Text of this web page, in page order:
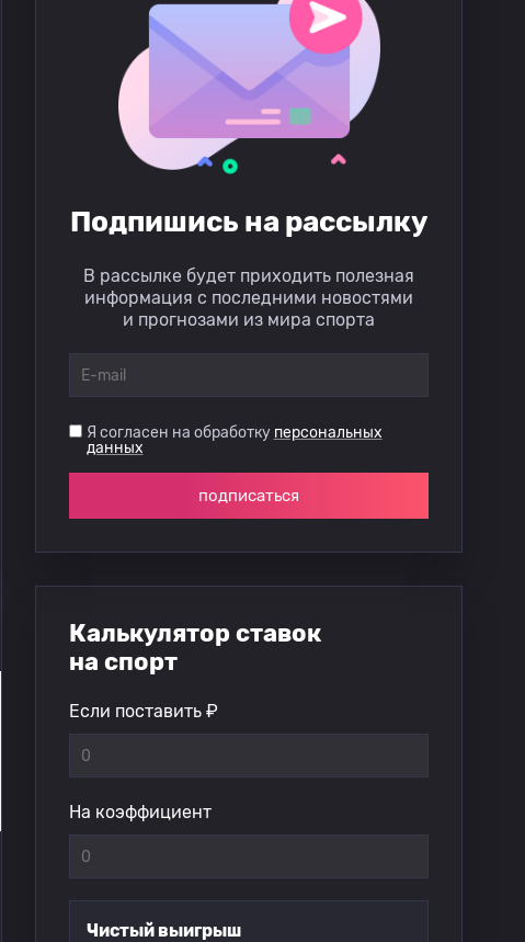
Подпишись на рассылку
В рассылке будет приходить полезная
информация с последними новостями
и прогнозами из мира спорта
Я согласен на обработку персональных
данных
подписаться
Калькулятор ставок
на спорт
Если поставить ₽
На коэффициент
Чистый выигрыш